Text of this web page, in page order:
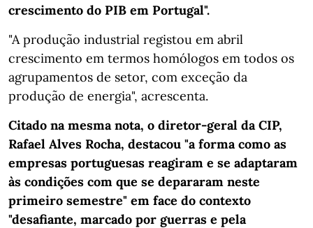
crescimento do PIB em Portugal".
"A produção industrial registou em abril
crescimento em termos homólogos em todos os
agrupamentos de setor, com exceção da
produção de energia", acrescenta.
Citado na mesma nota, o diretor-geral da CIP,
Rafael Alves Rocha, destacou "a forma como as
empresas portuguesas reagiram e se adaptaram
às condições com que se depararam neste
primeiro semestre" em face do contexto
"desafiante, marcado por guerras e pela